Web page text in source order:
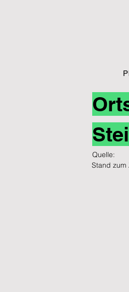
Quelle:
Stand zum